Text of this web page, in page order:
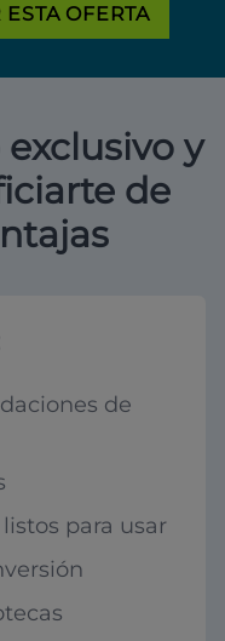
OFERTA
y
de
de
para usar